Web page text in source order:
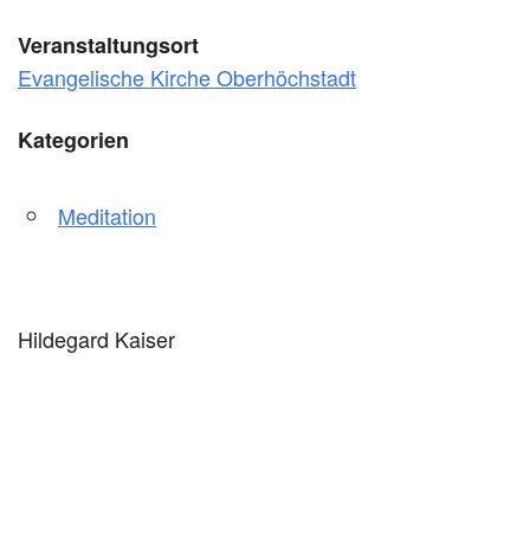
Veranstaltungsort
Evangelische Kirche Oberhöchstadt
Kategorien
Meditation
Hildegard Kaiser